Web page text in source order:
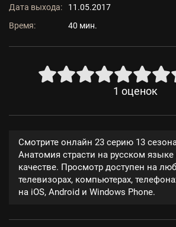
Дата выхода:
11.05.2017
Время:
40 мин.
1 оценок
Смотрите онлайн 23 серию 13
Анатомия страсти на русском
качестве. Просмотр доступен на
телевизорах, компьютерах,
на iOS, Android и Windows Phone.